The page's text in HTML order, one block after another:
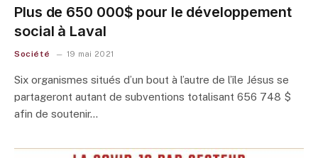
Plus de 650 000$ pour le développement
social à Laval
Société 19 mai 2021
Six organismes situés d’un bout à l’autre de l’île Jésus se
partageront autant de subventions totalisant 656 748 $
afin de soutenir…